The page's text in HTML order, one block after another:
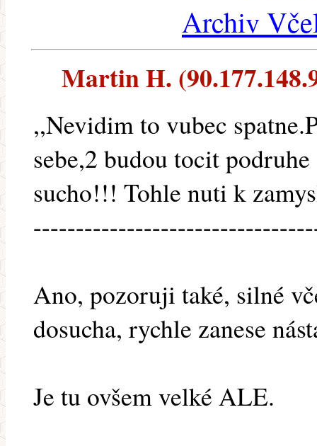
Archiv
Martin H.
,,Nevidim to vubec
sebe,2 budou tocit
sucho!!! Tohle nuti k
Ano, pozoruji také, silné
dosucha, rychle zanese
Je tu ovšem velké ALE.